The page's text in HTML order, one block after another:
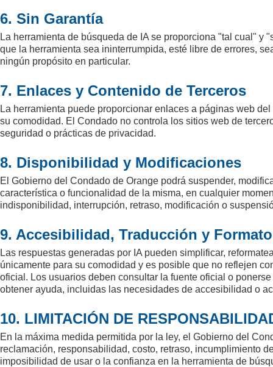
6. Sin Garantía
La herramienta de búsqueda de IA se proporciona "tal cual"
que la herramienta sea ininterrumpida, esté libre de errores,
ningún propósito en particular.
7. Enlaces y Contenido de Terceros
La herramienta puede proporcionar enlaces a páginas web
su comodidad. El Condado no controla los sitios web de
seguridad o prácticas de privacidad.
8. Disponibilidad y Modificaciones
El Gobierno del Condado de Orange podrá suspender,
característica o funcionalidad de la misma, en cualquier
indisponibilidad, interrupción, retraso, modificación o
9. Accesibilidad, Traducción y Formato
Las respuestas generadas por IA pueden simplificar,
únicamente para su comodidad y es posible que no reflejen
oficial. Los usuarios deben consultar la fuente oficial o
obtener ayuda, incluidas las necesidades de accesibilidad o
10. LIMITACIÓN DE
En la máxima medida permitida por la ley, el Gobierno del
reclamación, responsabilidad, costo, retraso, incumplimiento
imposibilidad de usar o la confianza en la herramienta de